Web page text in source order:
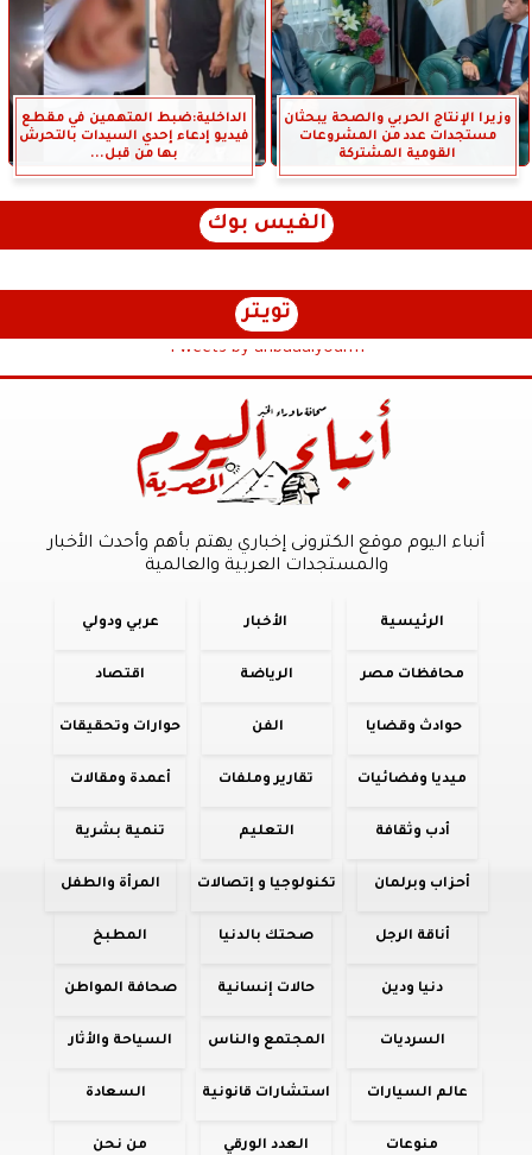
وزيرا الإنتاج الحربي والصحة يبحثان
مستجدات عدد من المشروعات
القومية المشتركة
الداخلية:ضبط المتهمين في مقطع
فيديو إدعاء إحدي السيدات بالتحرش
بها من قبل...
الفيس بوك
تويتر
Tweets by anbaaalyoum1
أنباء اليوم موقع الكترونى إخباري يهتم بأهم وأحدث الأخبار
والمستجدات العربية والعالمية
الرئيسية الأخبار عربي ودولي
محافظات مصر الرياضة اقتصاد
حوادث وقضايا الفن حوارات وتحقيقات
ميديا وفضائيات تقارير وملفات أعمدة ومقالات
أدب وثقافة التعليم تنمية بشرية
أحزاب وبرلمان تكنولوجيا و إتصالات المرأة والطفل
أناقة الرجل صحتك بالدنيا المطبخ
دنيا ودين حالات إنسانية صحافة المواطن
السرديات المجتمع والناس السياحة والأثار
عالم السيارات استشارات قانونية السعادة
منوعات العدد الورقي من نحن